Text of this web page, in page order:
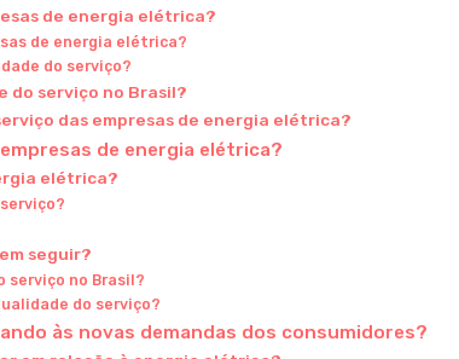
de energia elétrica?
de energia elétrica?
do serviço?
do serviço no Brasil?
das empresas de energia elétrica?
de energia elétrica?
elétrica?
seguir?
serviço no Brasil?
do serviço?
às novas demandas dos consumidores?